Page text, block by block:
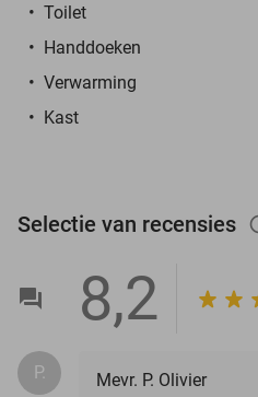
Toilet
Handdoeken
Verwarming
Kast
Selectie van recensies
8,2
P.
Mevr. P. Olivier